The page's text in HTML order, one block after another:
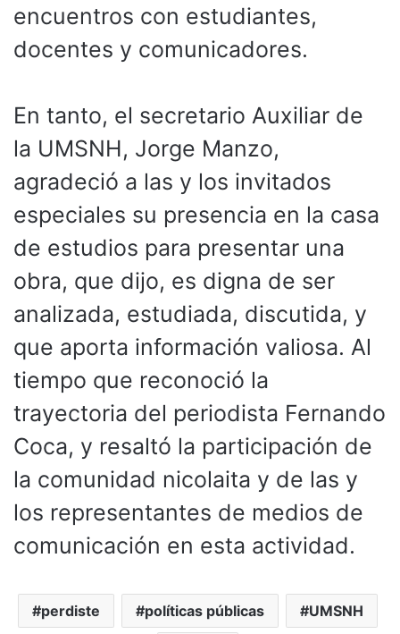
encuentros con estudiantes,
docentes y comunicadores.
En tanto, el secretario Auxiliar de
la UMSNH, Jorge Manzo,
agradeció a las y los invitados
especiales su presencia en la casa
de estudios para presentar una
obra, que dijo, es digna de ser
analizada, estudiada, discutida, y
que aporta información valiosa. Al
tiempo que reconoció la
trayectoria del periodista Fernando
Coca, y resaltó la participación de
la comunidad nicolaita y de las y
los representantes de medios de
comunicación en esta actividad.
perdiste políticas públicas UMSNH